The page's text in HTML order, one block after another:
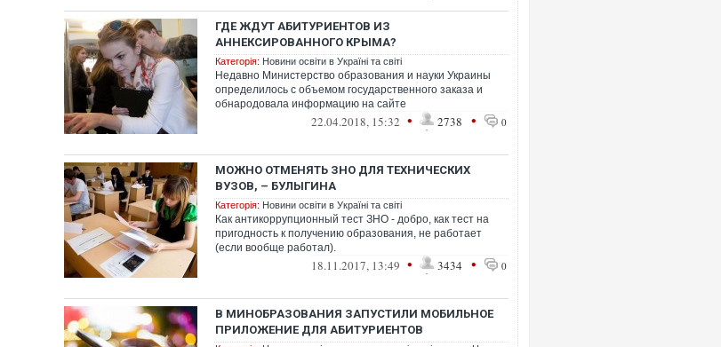
ГДЕ ЖДУТ АБИТУРИЕНТОВ ИЗ
АННЕКСИРОВАННОГО КРЫМА?
Категорія: Новини освіти в Україні та світі
Недавно Министерство образования и науки Украины
определилось с объемом государственного заказа и
обнародовала информацию на сайте
22.04.2018, 15:32 • 2738 • 0
МОЖНО ОТМЕНЯТЬ ЗНО ДЛЯ ТЕХНИЧЕСКИХ
ВУЗОВ, – БУЛЫГИНА
Категорія: Новини освіти в Україні та світі
Как антикоррупционный тест ЗНО - добро, как тест на
пригодность к получению образования, не работает
(если вообще работал).
18.11.2017, 13:49 • 3434 • 0
В МИНОБРАЗОВАНИЯ ЗАПУСТИЛИ МОБИЛЬНОЕ
ПРИЛОЖЕНИЕ ДЛЯ АБИТУРИЕНТОВ